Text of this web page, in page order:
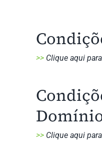
>> Clique aqui
>> Clique aqui